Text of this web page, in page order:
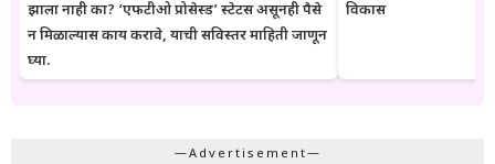
झाला नाही का? ‘एफटीओ प्रोसेस्ड’ स्टेटस असूनही पैसे
न मिळाल्यास काय करावे, याची सविस्तर माहिती जाणून
घ्या.
विकास
—Advertisement—